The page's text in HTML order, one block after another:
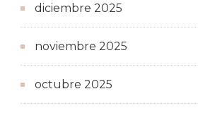
diciembre 2025
noviembre 2025
octubre 2025